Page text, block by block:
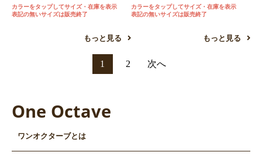
カラーをタップしてサイズ・在庫を表示
表記の無いサイズは販売終了
もっと見る
カラーをタップしてサイズ・在庫を表示
表記の無いサイズは販売終了
もっと見る
1 2 次へ
One Octave
ワンオクターブとは